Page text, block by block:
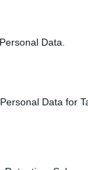
Data.
Data for